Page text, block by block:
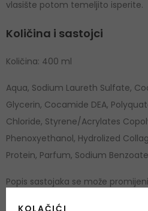
vlasište potom temeljito isperite.
Količina i sastojci
Količina: 400 ml
Aqua, Sodium Laureth Sulfate,
Glycerin, Cocamide DEA,
Chloride, Styrene/Acrylates
Phenoxyethanol, Hydrolized
Protein, Parfum, Sodium
Popis sastojaka se može
KOLAČIĆI